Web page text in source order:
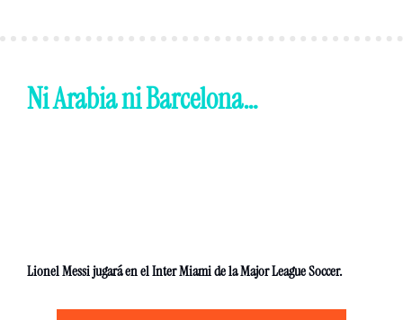
Ni Arabia ni Barcelona…
Lionel Messi jugará en el Inter Miami de la Major League Soccer.